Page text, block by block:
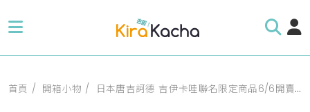
首頁 開箱小物 日本唐吉訶德 吉伊卡哇聯名限定商品6/6開賣！企鵝帽大玩偶 豹紋睡衣吊飾，限量搶購每人限購1個